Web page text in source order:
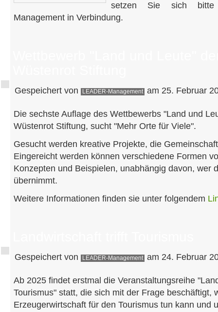
setzen Sie sich
Management in Verbindung.
Gespeichert von LEADER-Management am 25. Februar
Die sechste Auflage des Wettbewerbs "Land und
Wüstenrot Stiftung, sucht "Mehr Orte für Viele".
Gesucht werden kreative Projekte, die
Eingereicht werden können verschiedene Formen
Konzepten und Beispielen, unabhängig davon, wer
übernimmt.
Weitere Informationen finden sie unter folgendem
Gespeichert von LEADER-Management am 24. Februar
Ab 2025 findet erstmal die Veranstaltungsreihe
Tourismus" statt, die sich mit der Frage beschäftigt,
Erzeugerwirtschaft für den Tourismus tun kann und